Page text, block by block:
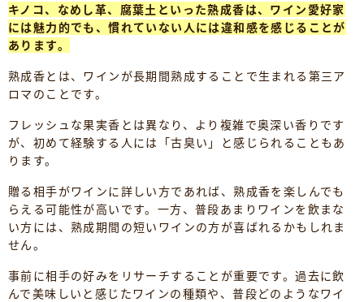
キノコ、なめし革、腐葉土といった熟成香は、ワイン愛好家
には魅力的でも、慣れていない人には違和感を感じることが
あります。
熟成香とは、ワインが長期間熟成することで生まれる第三ア
ロマのことです。
フレッシュな果実香とは異なり、より複雑で奥深い香りです
が、初めて経験する人には「古臭い」と感じられることもあ
ります。
贈る相手がワインに詳しい方であれば、熟成香を楽しんでも
らえる可能性が高いです。一方、普段あまりワインを飲まな
い方には、熟成期間の短いワインの方が喜ばれるかもしれま
せん。
事前に相手の好みをリサーチすることが重要です。過去に飲
んで美味しいと感じたワインの種類や、普段どのようなワイ